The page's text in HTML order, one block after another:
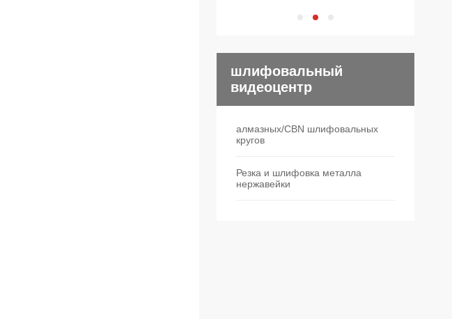
шлифовальный
видеоцентр
алмазных/CBN шлифовальных
кругов
Резка и шлифовка металла
нержавейки